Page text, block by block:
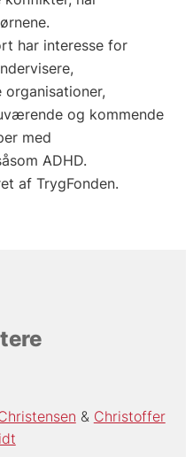
har interesse for
og kommende
med
ADHD.
af TrygFonden.
Christoffer